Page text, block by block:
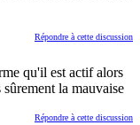
Répondre à cette discussion
qu'il est actif alors
la mauvaise
Répondre à cette discussion